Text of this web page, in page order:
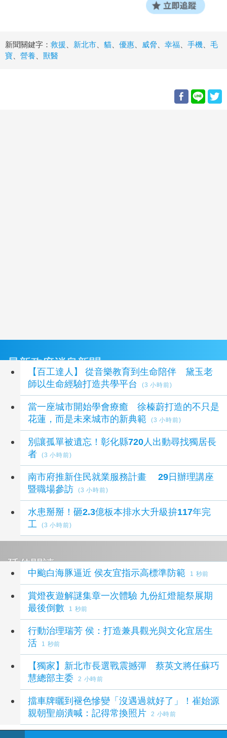
新聞關鍵字： 救援 新北市 貓 優惠 威脅 幸福 手機
毛
寶
營養 獸醫
最新政府消息新聞
【百工達人】 從音樂教育到生命陪伴 黛玉老
師以生命經驗打造共學平台
(3 小時前)
當一座城市開始學會療癒 徐榛蔚打造的不只是
花蓮，而是未來城市的新典範
(3 小時前)
別讓孤單被遺忘！彰化縣720人出動尋找獨居長
者
(3 小時前)
南市府推新住民就業服務計畫 29日辦理講座
暨職場參訪
(3 小時前)
水患掰掰！砸2.3億板本排水大升級拚117年完
工
(3 小時前)
延伸閱讀
中颱白海豚逼近 侯友宜指示高標準防範 1 秒前
賞燈夜遊解謎集章一次體驗 九份紅燈籠祭展期
最後倒數
1 秒前
行動治理瑞芳 侯：打造兼具觀光與文化宜居生
活
1 秒前
【獨家】新北市長選戰震撼彈 蔡英文將任蘇巧
慧總部主委
2 小時前
擋車牌曬到褪色慘變「沒遇過就好了」！崔始源
親朝聖崩潰喊：記得常換照片
2 小時前